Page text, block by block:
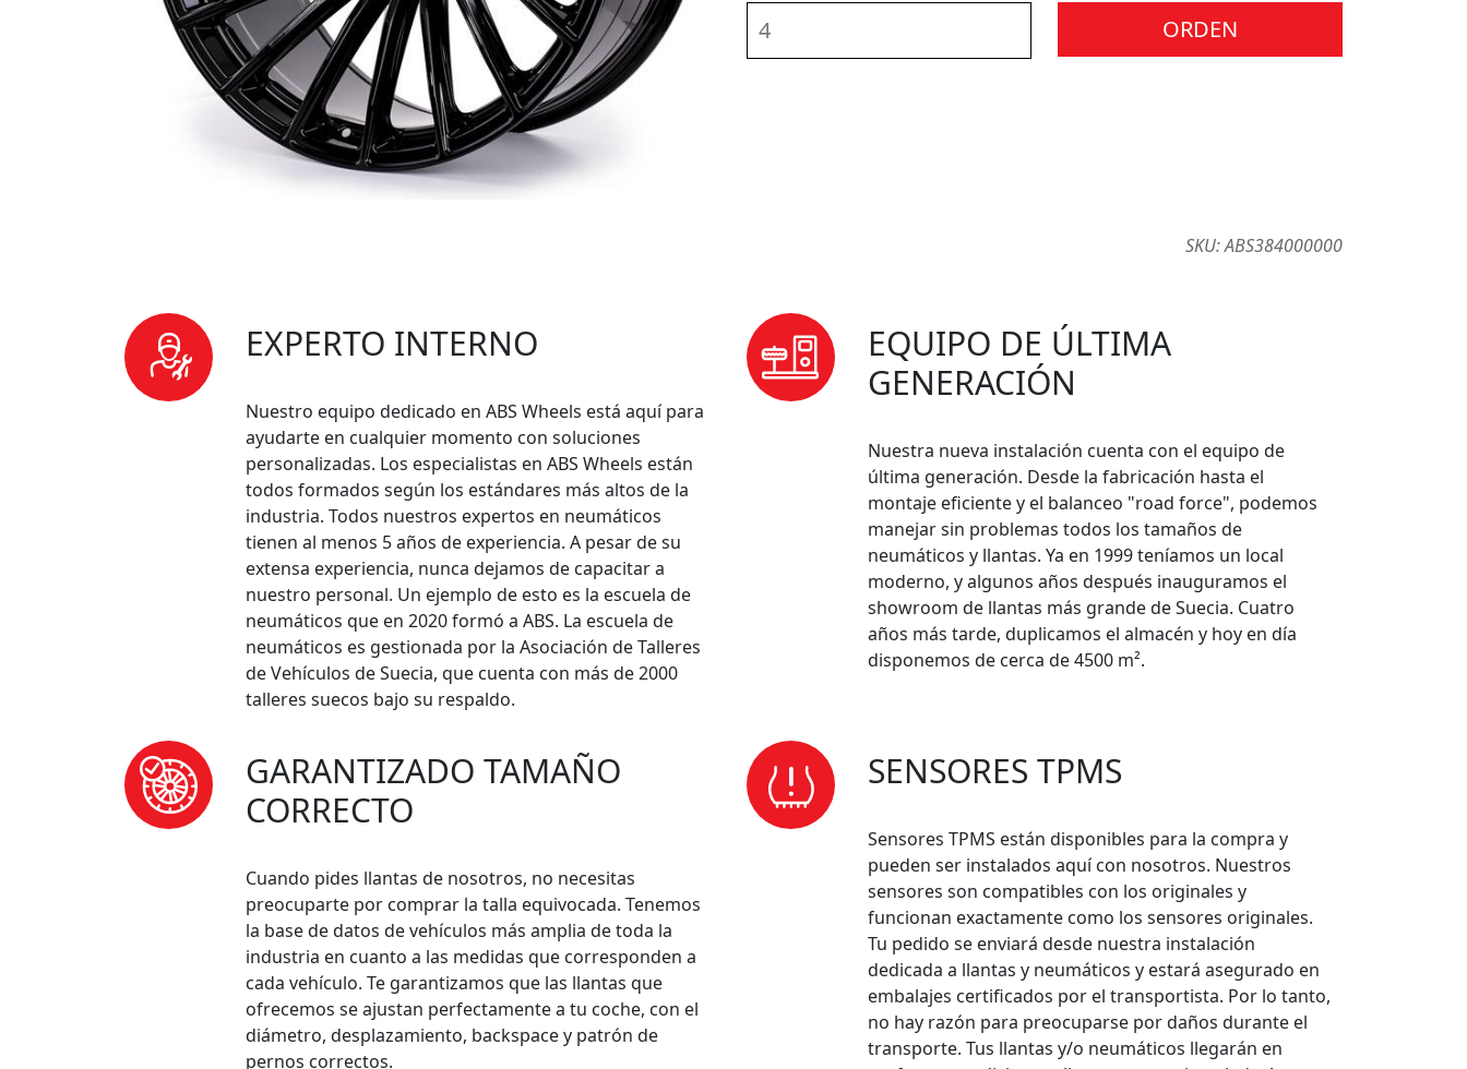
ORDEN
SKU:ABS384000000
EXPERTO INTERNO
Nuestro equipo dedicado en ABS Wheels está aquí para
ayudarte en cualquier momento con soluciones
personalizadas. Los especialistas en ABS Wheels están
todos formados según los estándares más altos de la
industria. Todos nuestros expertos en neumáticos
tienen al menos 5 años de experiencia. A pesar de su
extensa experiencia, nunca dejamos de capacitar a
nuestro personal. Un ejemplo de esto es la escuela de
neumáticos que en 2020 formó a ABS. La escuela de
neumáticos es gestionada por la Asociación de Talleres
de Vehículos de Suecia, que cuenta con más de 2000
talleres suecos bajo su respaldo.
EQUIPO DE ÚLTIMA
GENERACIÓN
Nuestra nueva instalación cuenta con el equipo de
última generación. Desde la fabricación hasta el
montaje eficiente y el balanceo "road force", podemos
manejar sin problemas todos los tamaños de
neumáticos y llantas. Ya en 1999 teníamos un local
moderno, y algunos años después inauguramos el
showroom de llantas más grande de Suecia. Cuatro
años más tarde, duplicamos el almacén y hoy en día
disponemos de cerca de 4500 m².
GARANTIZADO TAMAÑO
CORRECTO
Cuando pides llantas de nosotros, no necesitas
preocuparte por comprar la talla equivocada. Tenemos
la base de datos de vehículos más amplia de toda la
industria en cuanto a las medidas que corresponden a
cada vehículo. Te garantizamos que las llantas que
ofrecemos se ajustan perfectamente a tu coche, con el
diámetro, desplazamiento, backspace y patrón de
pernos correctos.
SENSORES TPMS
Sensores TPMS están disponibles para la compra y
pueden ser instalados aquí con nosotros. Nuestros
sensores son compatibles con los originales y
funcionan exactamente como los sensores originales.
Tu pedido se enviará desde nuestra instalación
dedicada a llantas y neumáticos y estará asegurado en
embalajes certificados por el transportista. Por lo tanto,
no hay razón para preocuparse por daños durante el
transporte. Tus llantas y/o neumáticos llegarán en